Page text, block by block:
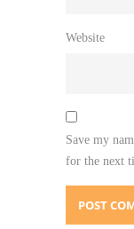
Website
Save my
for the next